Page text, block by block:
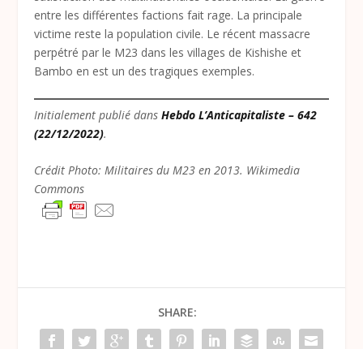
entre les différentes factions fait rage. La principale
victime reste la population civile. Le récent massacre
perpétré par le M23 dans les villages de Kishishe et
Bambo en est un des tragiques exemples.
Initialement publié dansHebdo L’Anticapitaliste – 642
(22/12/2022).
Crédit Photo: Militaires du M23 en 2013. Wikimedia
Commons
SHARE: